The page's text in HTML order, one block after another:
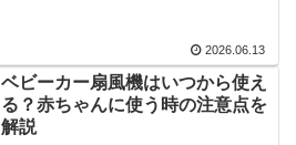
2026.06.13
ベビーカー扇風機はいつから使え
る？赤ちゃんに使う時の注意点を
解説